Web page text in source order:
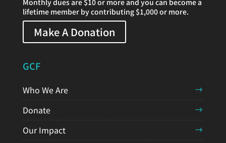
lifetime member by contributing $1,000 or more.
Make A Donation
GCF
Who We Are
Donate
Our Impact